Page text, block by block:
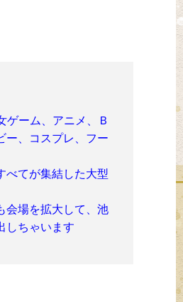
ゲーム、アニメ、Ｂ
ー、コスプレ、フー
べてが集結した大型
会場を拡大して、池
しちゃいます